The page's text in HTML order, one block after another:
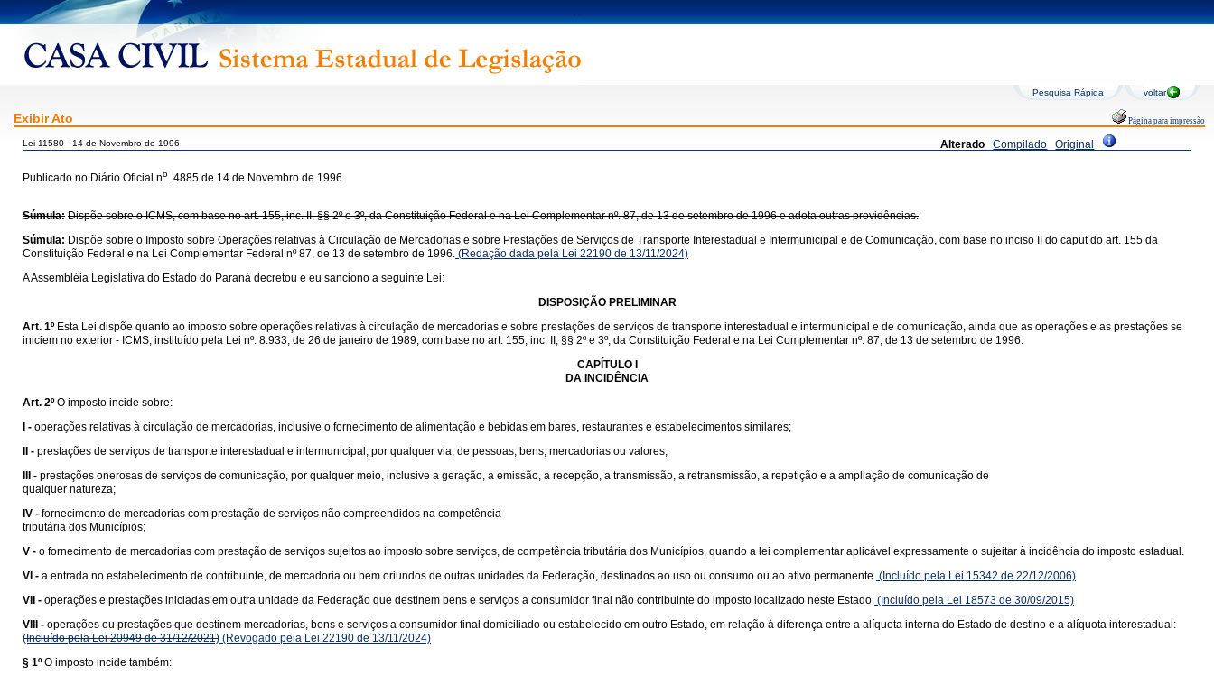
Pesquisa Rápida voltar
Exibir Ato Página para impressão
Alterado Compilado Original
Lei 11580 - 14 de Novembro de 1996
Publicado no Diário Oficial no. 4885 de 14 de Novembro de 1996
Súmula: Dispõe sobre o ICMS, com base no art. 155, inc. II, §§ 2º e 3º, da Constituição Federal e na Lei Complementar nº. 87, de 13 de setembro de 1996 e adota outras providências.
Súmula: Dispõe sobre o Imposto sobre Operações relativas à Circulação de Mercadorias e sobre Prestações de Serviços de Transporte Interestadual e Intermunicipal e de Comunicação, com base no inciso II do caput do art. 155 da
Constituição Federal e na Lei Complementar Federal nº 87, de 13 de setembro de 1996. (Redação dada pela Lei 22190 de 13/11/2024)
A Assembléia Legislativa do Estado do Paraná decretou e eu sanciono a seguinte Lei:
DISPOSIÇÃO PRELIMINAR
Art. 1º Esta Lei dispõe quanto ao imposto sobre operações relativas à circulação de mercadorias e sobre prestações de serviços de transporte interestadual e intermunicipal e de comunicação, ainda que as operações e as prestações se
iniciem no exterior - ICMS, instituído pela Lei nº. 8.933, de 26 de janeiro de 1989, com base no art. 155, inc. II, §§ 2º e 3º, da Constituição Federal e na Lei Complementar nº. 87, de 13 de setembro de 1996.
CAPÍTULO I
DA INCIDÊNCIA
Art. 2º O imposto incide sobre:
I - operações relativas à circulação de mercadorias, inclusive o fornecimento de alimentação e bebidas em bares, restaurantes e estabelecimentos similares;
II - prestações de serviços de transporte interestadual e intermunicipal, por qualquer via, de pessoas, bens, mercadorias ou valores;
III - prestações onerosas de serviços de comunicação, por qualquer meio, inclusive a geração, a emissão, a recepção, a transmissão, a retransmissão, a repetição e a ampliação de comunicação de
qualquer natureza;
IV - fornecimento de mercadorias com prestação de serviços não compreendidos na competência
tributária dos Municípios;
V - o fornecimento de mercadorias com prestação de serviços sujeitos ao imposto sobre serviços, de competência tributária dos Municípios, quando a lei complementar aplicável expressamente o sujeitar à incidência do imposto estadual.
VI - a entrada no estabelecimento de contribuinte, de mercadoria ou bem oriundos de outras unidades da Federação, destinados ao uso ou consumo ou ao ativo permanente. (Incluído pela Lei 15342 de 22/12/2006)
VII - operações e prestações iniciadas em outra unidade da Federação que destinem bens e serviços a consumidor final não contribuinte do imposto localizado neste Estado. (Incluído pela Lei 18573 de 30/09/2015)
VIII - operações ou prestações que destinem mercadorias, bens e serviços a consumidor final domiciliado ou estabelecido em outro Estado, em relação à diferença entre a alíquota interna do Estado de destino e a alíquota interestadual:
(Incluído pela Lei 20949 de 31/12/2021) (Revogado pela Lei 22190 de 13/11/2024)
§ 1º O imposto incide também: